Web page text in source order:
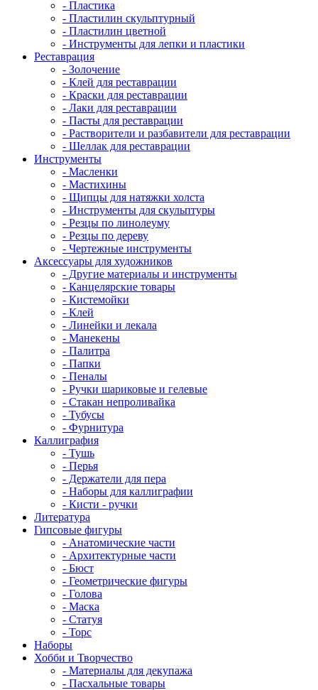
- Пластика
- Пластилин скульптурный
- Пластилин цветной
- Инструменты для лепки и пластики
Реставрация
- Золочение
- Клей для реставрации
- Краски для реставрации
- Лаки для реставрации
- Пасты для реставрации
- Растворители и разбавители для реставрации
- Шеллак для реставрации
Инструменты
- Масленки
- Мастихины
- Щипцы для натяжки холста
- Инструменты для скульптуры
- Резцы по линолеуму
- Резцы по дереву
- Чертежные инструменты
Аксессуары для художников
- Другие материалы и инструменты
- Канцелярские товары
- Кистемойки
- Клей
- Линейки и лекала
- Манекены
- Палитра
- Папки
- Пеналы
- Ручки шариковые и гелевые
- Стакан непроливайка
- Тубусы
- Фурнитура
Каллиграфия
- Тушь
- Перья
- Держатели для пера
- Наборы для каллиграфии
- Кисти - ручки
Литература
Гипсовые фигуры
- Анатомические части
- Архитектурные части
- Бюст
- Геометрические фигуры
- Голова
- Маска
- Статуя
- Торс
Наборы
Хобби и Творчество
- Материалы для декупажа
- Пасхальные товары